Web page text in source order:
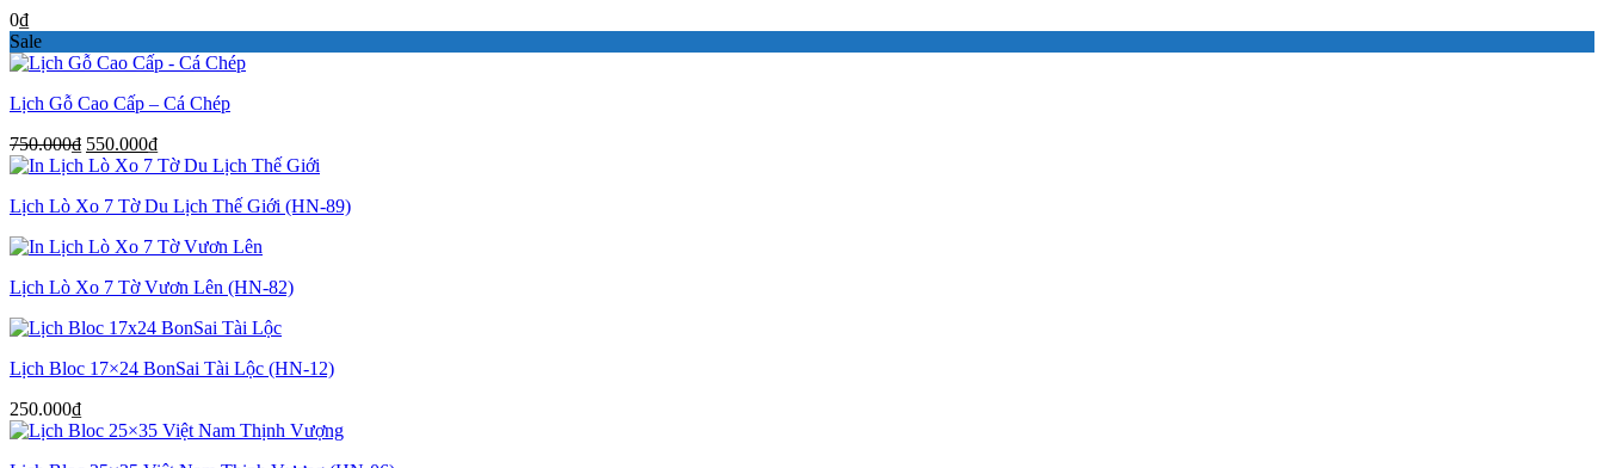
0₫
Sale
Lịch Gỗ Cao Cấp – Cá Chép
750.000₫ Giá
gốc
750.000₫.
550.000₫Giá
hiện
là:
Lịch Lò Xo 7 Tờ Du Lịch Thế Giới (HN-89)
Lịch Lò Xo 7 Tờ Vươn Lên (HN-82)
Lịch Bloc 17×24 BonSai Tài Lộc (HN-12)
250.000₫